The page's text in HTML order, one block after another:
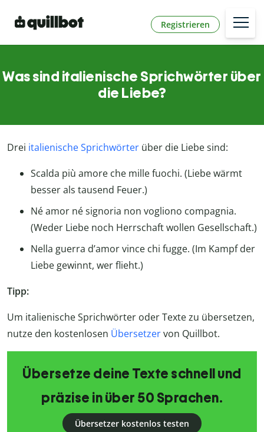
Registrieren
Was sind italienische Sprichwörter über
die Liebe?
Drei italienische Sprichwörter über die Liebe sind:
Scalda più amore che mille fuochi. (Liebe wärmt
besser als tausend Feuer.)
Né amor né signoria non vogliono compagnia.
(Weder Liebe noch Herrschaft wollen Gesellschaft.)
Nella guerra d’amor vince chi fugge. (Im Kampf der
Liebe gewinnt, wer flieht.)
Tipp:
Um italienische Sprichwörter oder Texte zu übersetzen,
nutze den kostenlosen Übersetzervon Quillbot.
Übersetze deine Texte schnell und
präzise in über 50 Sprachen.
Übersetzer kostenlos testen